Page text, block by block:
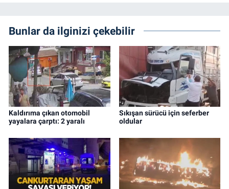
Bunlar da ilginizi çekebilir
Kaldırıma çıkan otomobil
yayalara çarptı: 2 yaralı
Sıkışan sürücü için seferber
oldular